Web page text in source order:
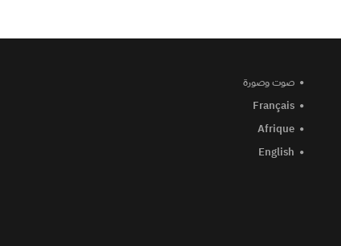
صوت وصورة
Français
Afrique
English